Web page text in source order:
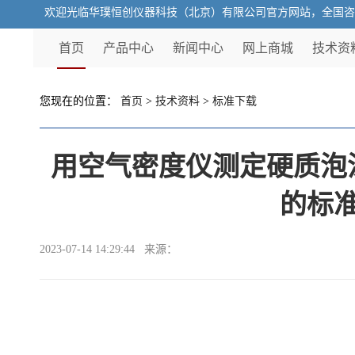
欢迎光临华璞恒创仪器科技（北京）有限公司官方网站，全国
首页 产品中心 新闻中心 网上商城 技术资
您现在的位置： 首页 > 技术资料 > 标准下载
用空气密度仪测定硬质
的标
2023-07-14 14:29:44 来源：